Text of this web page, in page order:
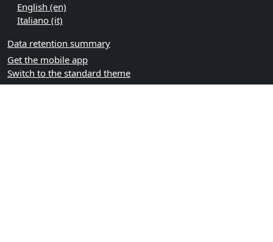
English ‎(en)‎
Italiano ‎(it)‎
Data retention summary
Get the mobile app
Switch to the standard theme